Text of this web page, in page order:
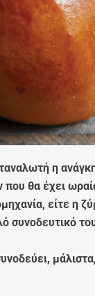
η
που θα έχει
είτε η
συνοδευτικό